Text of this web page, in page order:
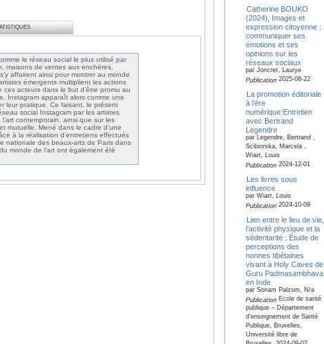
le réseau social le plus utilisé par
maisons de ventes aux enchères,
affairent ainsi pour montrer au monde
émergents multiplient les actions
acteurs dans le but d’être promu au
Instagram apparaît alors comme une
leur pratique. Ce faisant, le présent
social Instagram par les artistes
contemporain, ainsi que sur les
mutuelle. Mené dans le cadre d’une
à la réalisation d’entretiens effectués
nationale des beaux-arts de Paris dans
monde de l’art ont également été
Catherine BOUKO
(2024), Images et
expression citoyenne :
communiquer ses
émotions et ses
opinions sur les
réseaux sociaux
par Joncret, Laurye
Publication2025-08-22
La promotion éditoriale
à l’ère
numérique:Entretien
avec Bertrand
Legendre
par Legendre, Bertrand ,
Scibiorska, Marcela ,
Wiart, Louis
Publication2024-12-01
Les livres sous
influence
par Wiart, Louis
Publication2024-10-09
Lien entre le lieu de vie,
l’activité physique et la
sédentarité : Étude de
perceptions des
nonnes tibétaines
vivant à Holy Caves de
Guru Padmasambhava
en Inde
par Sonam Palzom, N/a
PublicationEcole de santé
publique – Département
d’enseignement de Santé
Publique, Bruxelles,
Université libre de